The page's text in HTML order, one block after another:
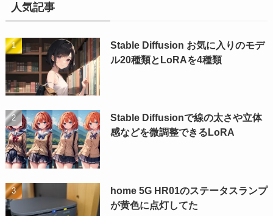
人気記事
Stable Diffusion お気に入りのモデ
ル20種類とLoRAを4種類
Stable Diffusionで線の太さや立体
感などを微調整できるLoRA
home 5G HR01のステータスランプ
が黄色に点灯してた